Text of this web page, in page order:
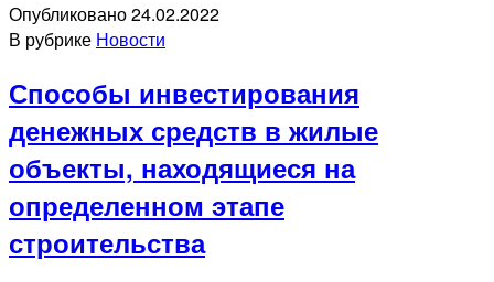
Опубликовано24.02.2022
В рубрике Новости
Способы инвестирования
денежных средств в жилые
объекты, находящиеся на
определенном этапе
строительства